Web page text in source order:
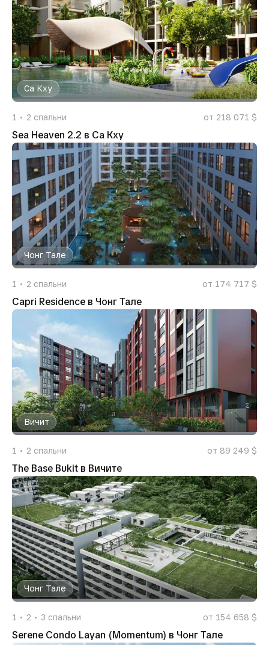
Са Кху
1 2 спальни от 218 071 $
Sea Heaven 2.2 в Са Кху
Чонг Тале
1 2 спальни от 174 717 $
Capri Residence в Чонг Тале
Вичит
1 2 спальни от 89 249 $
The Base Bukit в Вичите
Чонг Тале
1 2 3 спальни от 154 658 $
Serene Condo Layan (Momentum) в Чонг Тале